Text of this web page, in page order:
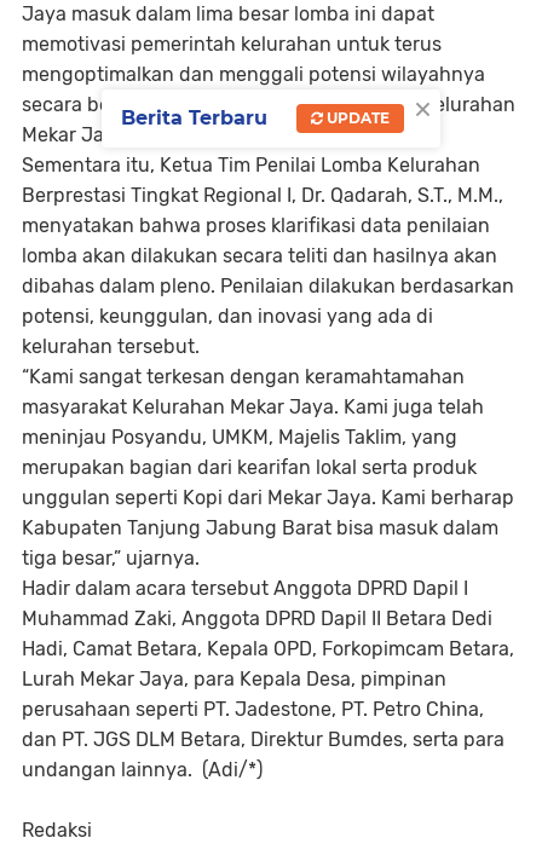
Jaya masuk dalam lima besar lomba ini dapat
memotivasi pemerintah kelurahan untuk terus
mengoptimalkan dan menggali potensi wilayahnya
secara berkelanjutan, sehingga menjadikan Kelurahan
Mekar Jaya lebih maju dan sejahtera.
Sementara itu, Ketua Tim Penilai Lomba Kelurahan
Berprestasi Tingkat Regional I, Dr. Qadarah, S.T., M.M.,
menyatakan bahwa proses klarifikasi data penilaian
lomba akan dilakukan secara teliti dan hasilnya akan
dibahas dalam pleno. Penilaian dilakukan berdasarkan
potensi, keunggulan, dan inovasi yang ada di
kelurahan tersebut.
“Kami sangat terkesan dengan keramahtamahan
masyarakat Kelurahan Mekar Jaya. Kami juga telah
meninjau Posyandu, UMKM, Majelis Taklim, yang
merupakan bagian dari kearifan lokal serta produk
unggulan seperti Kopi dari Mekar Jaya. Kami berharap
Kabupaten Tanjung Jabung Barat bisa masuk dalam
tiga besar,” ujarnya.
Hadir dalam acara tersebut Anggota DPRD Dapil I
Muhammad Zaki, Anggota DPRD Dapil II Betara Dedi
Hadi, Camat Betara, Kepala OPD, Forkopimcam Betara,
Lurah Mekar Jaya, para Kepala Desa, pimpinan
perusahaan seperti PT. Jadestone, PT. Petro China,
dan PT. JGS DLM Betara, Direktur Bumdes, serta para
undangan lainnya. (Adi/*)
Redaksi
×
Berita Terbaru UPDATE